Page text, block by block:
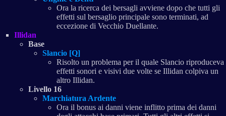
Ora la ricerca dei bersagli avviene dopo che tutti gli
effetti sul bersaglio principale sono terminati, ad
eccezione di Vecchio Duellante.
Illidan
Base
Slancio [Q]
Risolto un problema per il quale Slancio riproduceva
effetti sonori e visivi due volte se Illidan colpiva un
altro Illidan.
Livello 16
Marchiatura Ardente
Ora il bonus ai danni viene inflitto prima dei danni